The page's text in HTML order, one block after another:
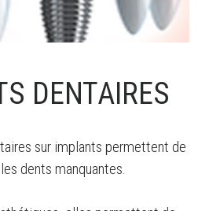
DENTAIRES
sur implants permettent de
dents manquantes.